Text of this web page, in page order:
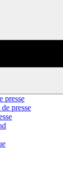
presse
presse